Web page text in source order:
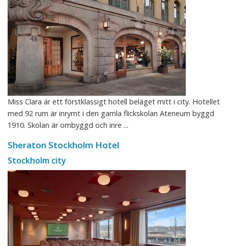
Miss Clara är ett förstklassigt hotell beläget mitt i city. Hotellet
med 92 rum är inrymt i den gamla flickskolan Ateneum byggd
1910. Skolan är ombyggd och inre ...
Sheraton Stockholm Hotel
Stockholm city